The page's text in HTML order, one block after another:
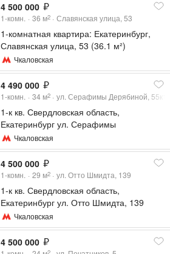
4 500 000
1-комн. 36 м2 Славянская улица, 53
1-комнатная квартира: Екатеринбург,
Славянская улица, 53 (36.1 м²)
Чкаловская
4 490 000
1-комн. 34 м2 ул. Серафимы Дерябиной, 55к1
1-к кв. Свердловская область,
Екатеринбург ул. Серафимы
Дерябиной, 55к1 (34.5 м²)
Чкаловская
4 500 000
1-комн. 29 м2 ул. Отто Шмидта, 139
1-к кв. Свердловская область,
Екатеринбург ул. Отто Шмидта, 139
(29.2 м²)
Чкаловская
4 500 000